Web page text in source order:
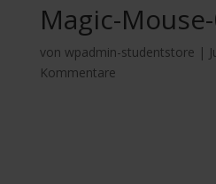
Magic-
von wpadmin-studentstore |
Kommentare